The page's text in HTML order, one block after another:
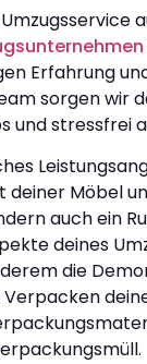
Erfahrung
sorgen wir
und stressfrei
deiner Möbel
auch ein
deines
die